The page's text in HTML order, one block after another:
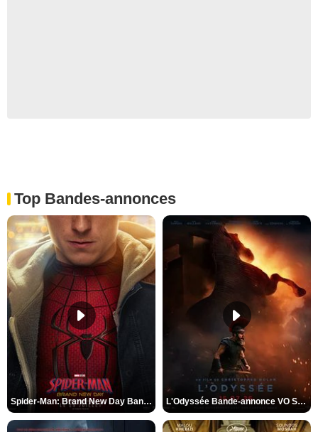
Top Bandes-annonces
Spider-Man: Brand New Day Bande-annonce VO STFR L'Odyssée Bande-annonce VO STFR